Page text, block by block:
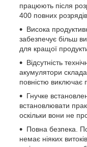
працюють після
400 повних розрядів.
Висока
забезпечує більш
для кращої
Відсутність
акумулятори
повністю виключає
Гнучке
встановлювати
оскільки вони не
Повна безпека.
немає ніяких